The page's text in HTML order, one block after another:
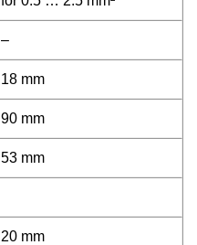
–
18 mm
90 mm
53 mm
20 mm